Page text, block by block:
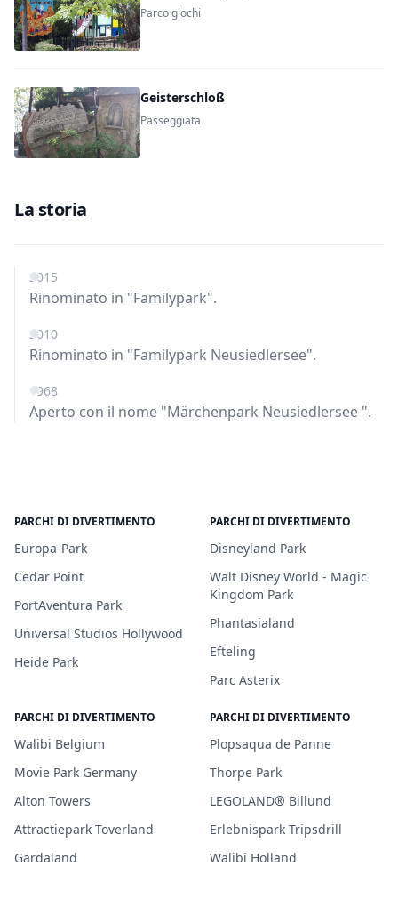
Parco giochi
Geisterschloß
Passeggiata
La storia
2015
Rinominato in "Familypark".
2010
Rinominato in "Familypark Neusiedlersee".
1968
Aperto con il nome "Märchenpark Neusiedlersee ".
PARCHI DI DIVERTIMENTO
Europa-Park
Cedar Point
PortAventura Park
Universal Studios Hollywood
Heide Park
PARCHI DI DIVERTIMENTO
Disneyland Park
Walt Disney World - Magic
Kingdom Park
Phantasialand
Efteling
Parc Asterix
PARCHI DI DIVERTIMENTO
Walibi Belgium
Movie Park Germany
Alton Towers
Attractiepark Toverland
Gardaland
PARCHI DI DIVERTIMENTO
Plopsaqua de Panne
Thorpe Park
LEGOLAND® Billund
Erlebnispark Tripsdrill
Walibi Holland